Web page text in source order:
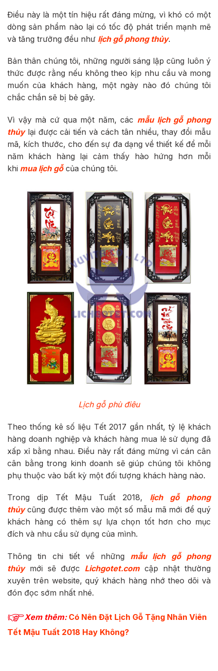
Điều này là một tín hiệu rất đáng mừng, vì khó có một
dòng sản phẩm nào lại có tốc độ phát triển mạnh mẽ
và tăng trưởng đều như lịch gỗ phong thủy.
Bản thân chúng tôi, những người sáng lập cũng luôn ý
thức được rằng nếu không theo kịp nhu cầu và mong
muốn của khách hàng, một ngày nào đó chúng tôi
chắc chắn sẽ bị bẻ gãy.
Vì vậy mà cứ qua một năm, các mẫu lịch gỗ phong
thủylại được cải tiến và cách tân nhiều, thay đổi mẫu
mã, kích thước, cho đến sự đa dạng về thiết kế để mỗi
năm khách hàng lại cảm thấy hào hứng hơn mỗi
khi mua lịch gỗcủa chúng tôi.
Lịch gỗ phù điêu
Theo thống kê số liệu Tết 2017 gần nhất, tỷ lệ khách
hàng doanh nghiệp và khách hàng mua lẻ sử dụng đã
xấp xỉ bằng nhau. Điều này rất đáng mừng vì cán cân
cân bằng trong kinh doanh sẽ giúp chúng tôi không
phụ thuộc vào bất kỳ một đối tượng khách hàng nào.
Trong dịp Tết Mậu Tuất 2018, lịch gỗ phong
thủycũng được thêm vào một số mẫu mã mới để quý
khách hàng có thêm sự lựa chọn tốt hơn cho mục
đích và nhu cầu sử dụng của mình.
Thông tin chi tiết về những mẫu lịch gỗ phong
thủymới sẽ được Lichgotet.comcập nhật thường
xuyên trên website, quý khách hàng nhớ theo dõi và
đón đọc sớm nhất nhé.
Xem thêm: Có Nên Đặt Lịch Gỗ Tặng Nhân Viên
Tết Mậu Tuất 2018 Hay Không?